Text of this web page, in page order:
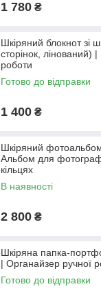
1 780 ₴
Шкіряний блокнот зі
сторінок, лінований)
роботи
Готово до відправки
1 400 ₴
Шкіряний
Альбом для
кільцях
В наявності
2 800 ₴
Шкіряна папка-
| Органайзер ручної
Готово до відправки